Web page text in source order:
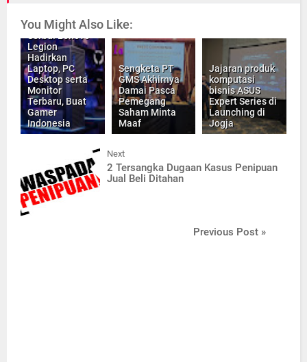
You Might Also Like:
Legion
Hadirkan
Laptop, PC
Desktop serta
Monitor
Terbaru, Buat
Gamer
Indonesia
Sengketa PT
GMS Akhirnya
Damai Pasca
Pemegang
Saham Minta
Maaf
Jajaran produk
komputasi
bisnis ASUS
Expert Series di
Launching di
Jogja
Next
2 Tersangka Dugaan Kasus Penipuan
Jual Beli Ditahan
Previous Post »